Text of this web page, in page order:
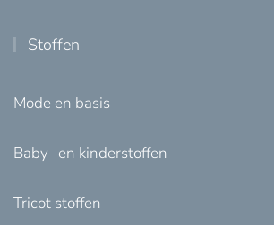
Stoffen
Mode en basis
Baby- en kinderstoffen
Tricot stoffen